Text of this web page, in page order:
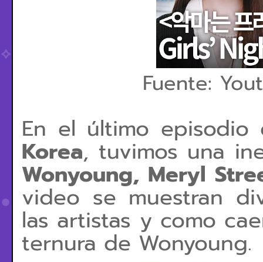
Fuente:
En el último
Korea, tuvimos una
Wonyoung, Meryl
video se muestran
las artistas y como
ternura de Wonyoung.